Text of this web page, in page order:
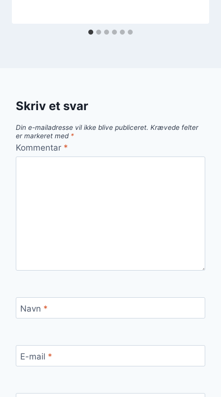
Skriv et svar
Din e-mailadresse vil ikke blive publiceret. Krævede felter
er markeret med *
Kommentar *
Navn *
E-mail *